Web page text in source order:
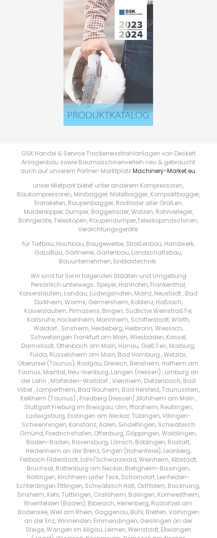
GSK Handel & Service Trockeneisstrahlanlagen von Deckert
Anlagenbau sowie Baumaschinenverleih neu & gebraucht
auch auf unserem Partner-MarktplatzMachinery-Market.eu.
unser Mietpark bietet unter anderem Kompressoren,
Baukompressoren, Minibagger, Mobilbagger, Kompaktbagger,
Erdraketen, Raupenbagger, Radlader aller Größen,
Muldenkipper, Dumper, Baggerlader, Walzen, Rohrverleger,
Bohrgeräte, Teleskopen, Raupendumper,Teleskopmaschinen,
Verdichtungsgeräte.
für Tiefbau, Hochbau, Baugewerbe, Straßenbau, Handwerk,
GaLaBau, Gärtnerrei, Gartenbau, Landschaftsbau,
Bauunternehmen, Einblastechnik.
Wir sind für Sie in folgenden Städten und Umgebung
Persönlich unterwegs: Speyer, Hanhofen, Frankenthal,
Kaiserslautern, Landau, Ludwigshafen, Mainz, Neustadt , Bad
Dürkheim, Worms, Germersheim, Koblenz, Haßloch,
Kaiserslautern, Pirmasens, Bingen, Südliche WeinstraßŸe,
Karlsruhe, Hockenheim, Mannheim, Schifferstadt, Wörth,
Waldorf , Sinsheim, Heidelberg, Heilbronn, Wiesloch,
Schwetzingen Frankfurt am Main, Wiesbaden, Kassel,
Darmstadt, Offenbach am Main, Hanau, GießŸen, Marburg,
Fulda, Rüsselsheim am Main, Bad Homburg , Wetzlar,
Oberursel (Taunus), Rodgau, Dreieich, Bensheim, Hofheim am
Taunus, Maintal, Neu-Isenburg, Langen (Hessen) , Limburg an
der Lahn , Mörfelden-Walldorf , Viernheim, Dietzenbach, Bad
Vilbel , Lampertheim, Bad Nauheim, Bad Hersfeld, Taunusstein,
Kelkheim (Taunus) , Friedberg (Hessen) ,Mühlheim am Main ,
Stuttgart Freiburg im Breisgau, Ulm, Pforzheim, Reutlingen,
Ludwigsburg, Esslingen am Neckar, Tübingen, Villingen-
Schwenningen, Konstanz, Aalen, Sindelfingen, Schwäbisch
Gmünd, Friedrichshafen, Offenburg, Göppingen, Waiblingen,
Baden-Baden, Ravensburg, Lörrach, Böblingen, Rastatt,
Heidenheim an der Brenz, Singen (Hohentwiel), Leonberg,
Fellbach Filderstadt, Lahr/Schwarzwald, Weinheim, Albstadt,
Bruchsal, Rottenburg am Neckar, Bietigheim-Bissingen,
Nörtingen, Kirchheim unter Teck, Schorndorf, Leinfelden-
Echterdingen Ettlingen, Schwäbisch Hall, Ostfildern, Backnang,
Sinsheim, Kehl, Tuttlingen, Crailsheim, Balingen, Kornwestheim,
Rheinfelden (Baden), Biberach, Herrenberg, Radolfzell am
Bodensee, Weil am Rhein, Gaggenau, Bühl, Bretten, Vaihingen
an der Enz, Winnenden, Emmendingen, Geislingen an der
Steige, Wangen im Allgäu, Leimen, Weinstadt, Ellwangen